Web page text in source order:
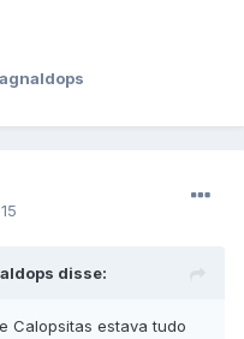
disse:
Calopsitas estava tudo